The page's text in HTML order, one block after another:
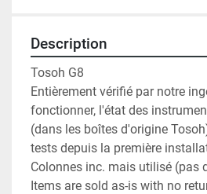
Description
Tosoh G8
Entièrement vérifié par notre
fonctionner, l'état des
(dans les boîtes d'origine
tests depuis la première
Colonnes inc. mais utilisé (pas
Items are sold as-is with no